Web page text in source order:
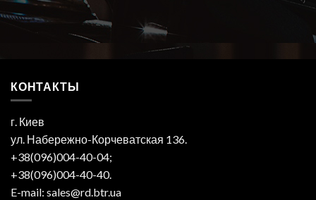
КОНТАКТЫ
г. Киев
ул. Набережно-Корчеватская 136.
+38(096)004-40-04;
+38(096)004-40-40.
E-mail: sales@rd.btr.ua